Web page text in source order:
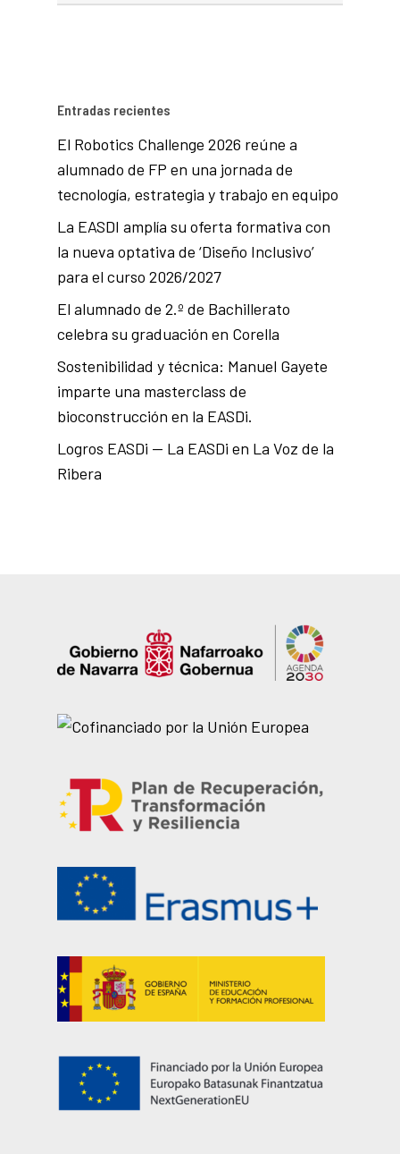
Entradas recientes
El Robotics Challenge 2026 reúne a
alumnado de FP en una jornada de
tecnología, estrategia y trabajo en equipo
La EASDI amplía su oferta formativa con
la nueva optativa de ‘Diseño Inclusivo’
para el curso 2026/2027
El alumnado de 2.º de Bachillerato
celebra su graduación en Corella
Sostenibilidad y técnica: Manuel Gayete
imparte una masterclass de
bioconstrucción en la EASDi.
Logros EASDi — La EASDi en La Voz de la
Ribera